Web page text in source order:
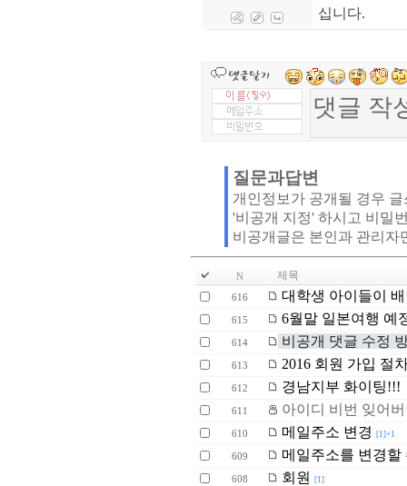
십니다.
질문과답변
개인정보가 공개될 경우
'비공개 지정' 하시고 비밀
비공개글은 본인과 관리자
N 제목
616 대학생 아이들이
615 6월말 일본여행 예
614 비공개 댓글 수정
613 2016 회원 가입 절
612 경남지부 화이팅!!!
611 아이디 비번 잊어
610 메일주소 변경 [1]+1
609 메일주소를 변경할
608 회원 [1]